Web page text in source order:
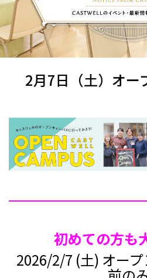
2月7日（土）オー
初めての方も
2026/2/7 (土) オー